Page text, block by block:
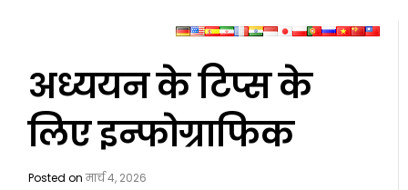
अध्ययन के टिप्स के
लिए इन्फोग्राफिक
Posted onमार्च 4, 2026